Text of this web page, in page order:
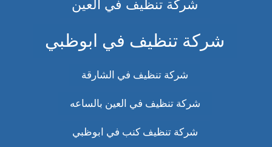
شركة تنظيف في العين
شركة تنظيف في ابوظبي
شركة تنظيف في الشارقة
شركة تنظيف في العين بالساعه
شركة تنظيف كنب في ابوظبي